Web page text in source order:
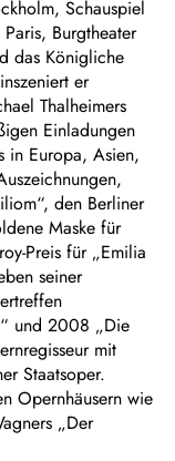
Schauspiel
Burgtheater
das Königliche
er
Thalheimers
Einladungen
in Europa, Asien,
den Berliner
Maske für
Preis für „Emilia
seiner
und 2008 „Die
mit
Staatsoper.
Opernhäusern wie
„Der